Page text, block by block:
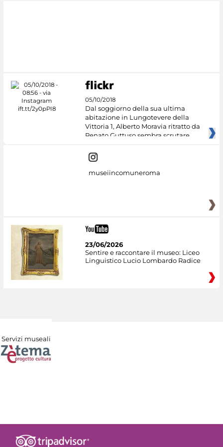
05/10/2018
Dal soggiorno della sua ultima
abitazione in Lungotevere della
Vittoria 1, Alberto Moravia ritratto da
Renato Guttuso sembra scrutare
museiincomuneroma
23/06/2026
Sentire e raccontare il museo: Liceo
Linguistico Lucio Lombardo Radice
Servizi museali